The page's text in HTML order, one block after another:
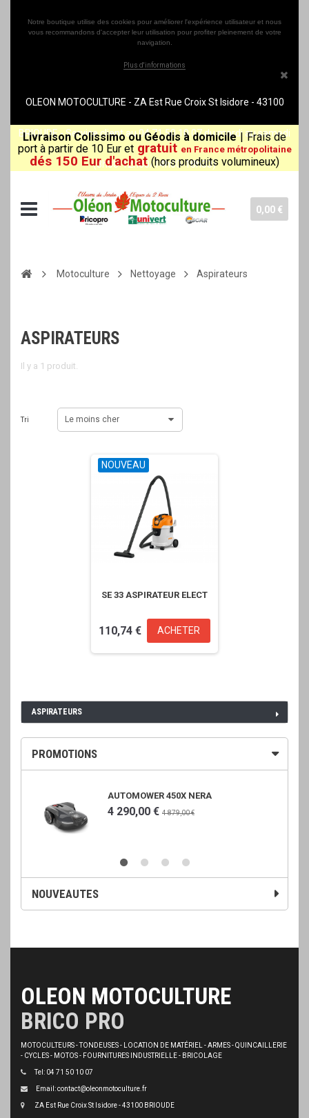
Notre boutique utilise des cookies pour améliorer l'expérience utilisateur et nous
vous recommandons d'accepter leur utilisation pour profiter pleinement de votre
navigation.
Plus d'informations
OLEON MOTOCULTURE - ZA Est Rue Croix St Isidore - 43100
BRIOUDE - Service client au 04 71 50 10 07 du mardi au samedi
(8h30-12h00/14h00-18h30)
Livraison Colissimo ou Géodis à domicile | Frais de
port à partir de 10 Eur et gratuit en France métropolitaine
dés 150 Eur d'achat (hors produits volumineux)
0,00 €
Motoculture Nettoyage Aspirateurs
ASPIRATEURS
PROMOTIONS
AUTOMOWER 450X NERA
4 290,00 € 4 879,00 €
NOUVEAUTES
ASPIRATEURS
Il y a 1 produit.
Tri Le moins cher
NOUVEAU
SE 33 ASPIRATEUR ELECT
110,74 € ACHETER
OLEON MOTOCULTURE
BRICO PRO
MOTOCULTEURS - TONDEUSES - LOCATION DE MATÉRIEL - ARMES - QUINCAILLERIE
- CYCLES - MOTOS - FOURNITURES INDUSTRIELLE - BRICOLAGE
Tel: 04 71 50 10 07
Email: contact@oleonmotoculture.fr
ZA Est Rue Croix St Isidore - 43100 BRIOUDE